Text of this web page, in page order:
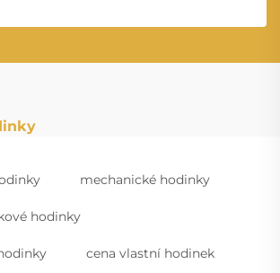
mechanické hodinky
hodinky
cena vlastní hodinek